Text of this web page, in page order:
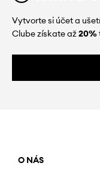
Vytvorte si účet a
Clube získate až20%
O NÁS